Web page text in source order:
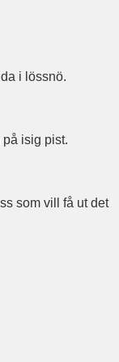
i lössnö.
isig pist.
som vill få ut det